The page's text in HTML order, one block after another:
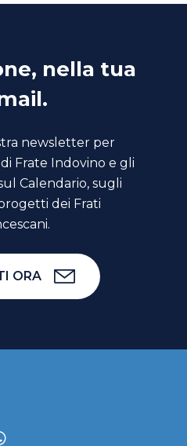
nella tua
newsletter per
Frate Indovino e gli
Calendario, sugli
dei Frati
ORA